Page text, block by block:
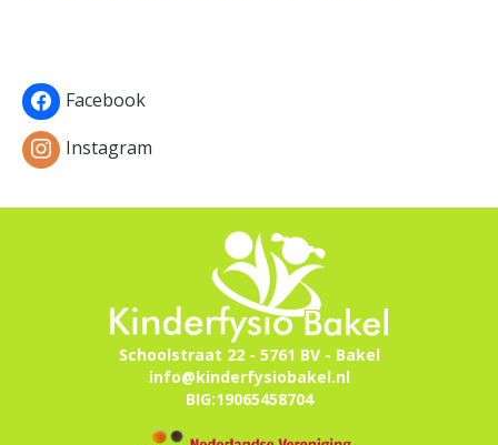
Facebook
Instagram
Schoolstraat 22 - 5761 BV - Bakel
info@kinderfysiobakel.nl
BIG:19065458704